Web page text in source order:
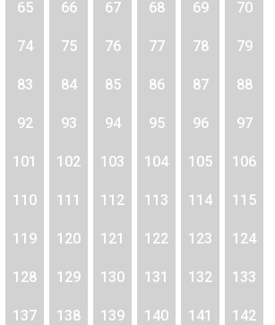
65 66 67 68 69 70
74 75 76 77 78 79
83 84 85 86 87 88
92 93 94 95 96 97
101 102 103 104 105 106
110 111 112 113 114 115
119 120 121 122 123 124
128 129 130 131 132 133
137 138 139 140 141 142